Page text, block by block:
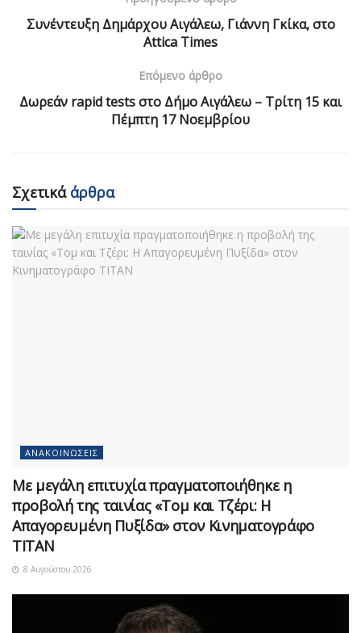
Συνέντευξη Δημάρχου Αιγάλεω, Γιάννη Γκίκα, στο
Attica Times
Επόμενο άρθρο
Δωρεάν rapid tests στο Δήμο Αιγάλεω – Τρίτη 15 και
Πέμπτη 17 Νοεμβρίου
Σχετικάάρθρα
ΑΝΑΚΟΙΝΏΣΕΙΣ
Με μεγάλη επιτυχία πραγματοποιήθηκε η
προβολή της ταινίας «Τομ και Τζέρι: Η
Απαγορευμένη Πυξίδα» στον Κινηματογράφο
ΤΙΤΑΝ
8 Αυγούστου 2026